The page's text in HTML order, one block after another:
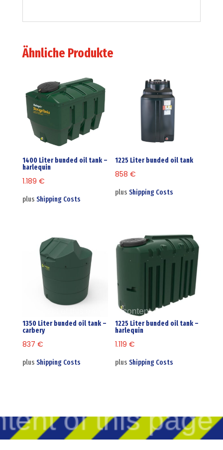
Ähnliche Produkte
1400 Liter bunded oil tank –
harlequin
1.189 €
plus Shipping Costs
1225 Liter bunded oil tank
858€
plusShipping Costs
1350 Liter bunded oil tank –
carbery
837 €
plus Shipping Costs
1225 Liter bunded oil tank –
harlequin
1.119€
plusShipping Costs